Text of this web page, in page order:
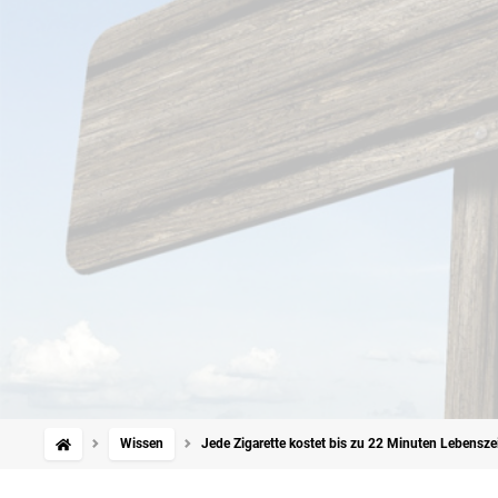
Wissen Jede Zigarette kostet bis zu 22 Minuten